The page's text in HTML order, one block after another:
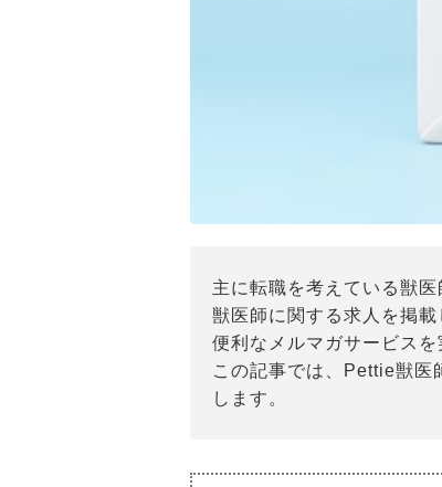
主に転職を考えている獣
獣医師に関する求人を掲
便利なメルマガサービスを
この記事では、Pettie獣医
します。